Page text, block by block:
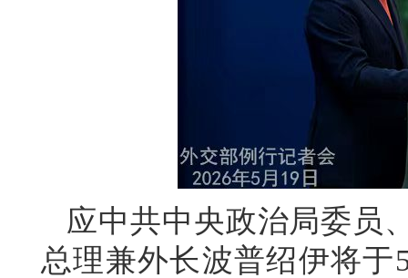
应中共中央政治局委员
总理兼外长波普绍伊将于